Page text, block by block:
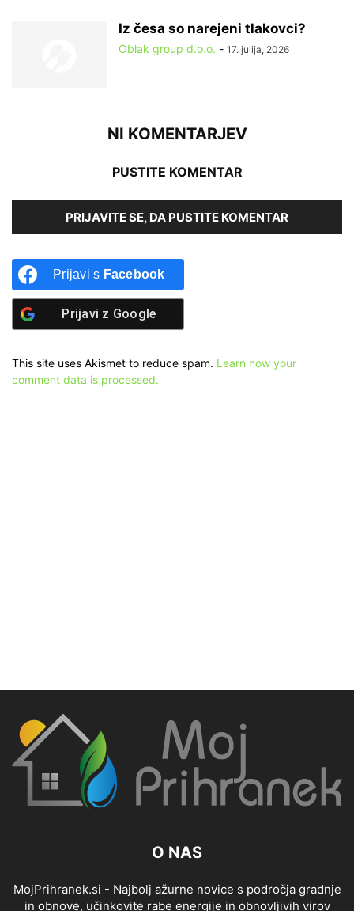
Iz česa so narejeni tlakovci?
Oblak group d.o.o. - 17. julija, 2026
NI KOMENTARJEV
PUSTITE KOMENTAR
PRIJAVITE SE, DA PUSTITE KOMENTAR
Prijavi s Facebook
Prijavi z Google
This site uses Akismet to reduce spam. Learn how your
comment data is processed.
O NAS
MojPrihranek.si - Najbolj ažurne novice s področja gradnje
in obnove, učinkovite rabe energije in obnovljivih virov